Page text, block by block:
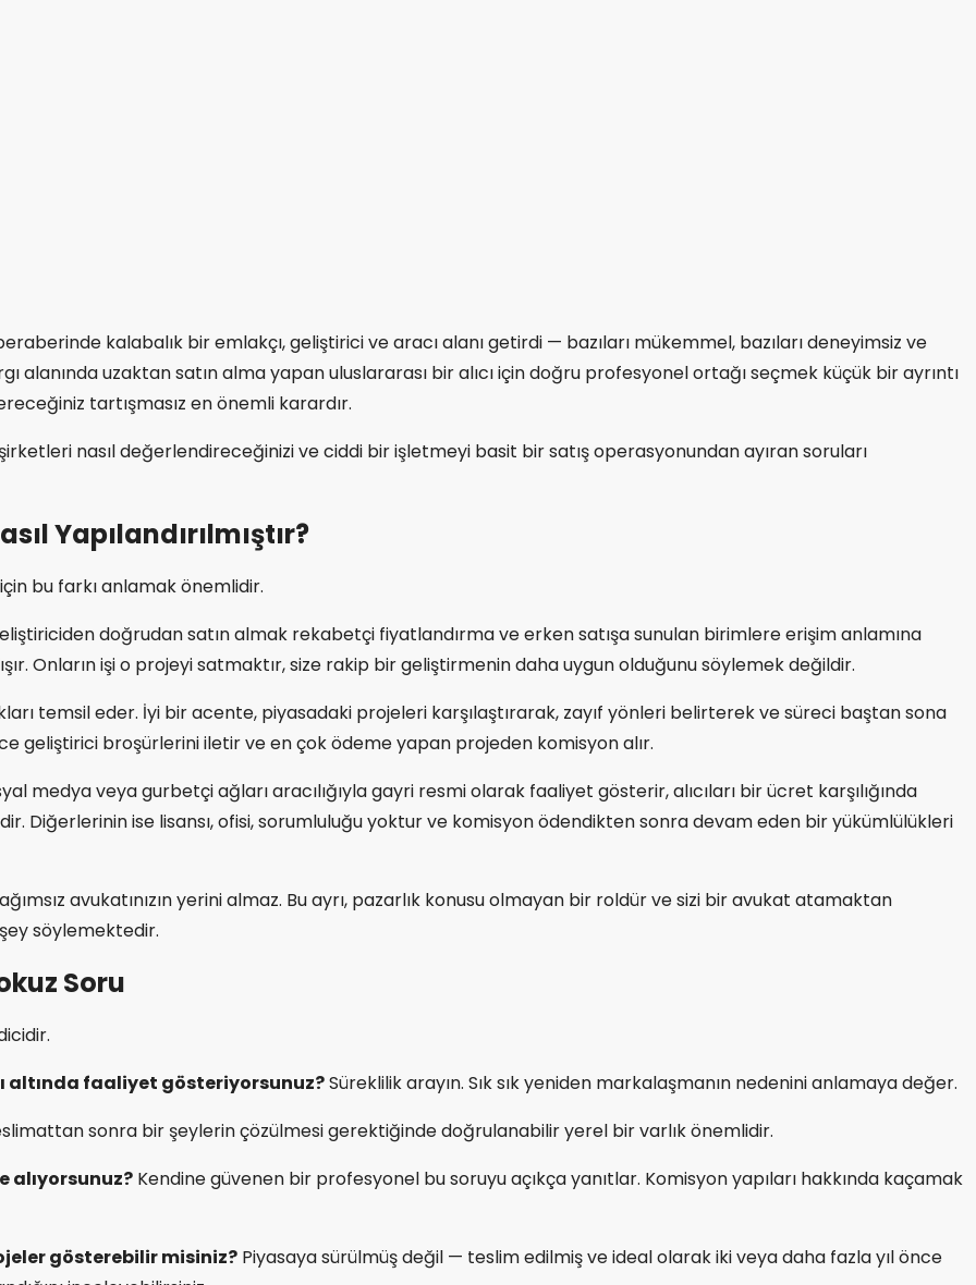
kalabalık bir emlakçı, geliştirici ve aracı alanı getirdi — bazıları mükemmel, bazıları deneyimsiz ve
alanında uzaktan satın alma yapan uluslararası bir alıcı için doğru profesyonel ortağı seçmek küçük bir ayrıntı
tartışmasız en önemli karardır.
şirketleri nasıl değerlendireceğinizi ve ciddi bir işletmeyi basit bir satış operasyonundan ayıran soruları
Yapılandırılmıştır?
bu farkı anlamak önemlidir.
doğrudan satın almak rekabetçi fiyatlandırma ve erken satışa sunulan birimlere erişim anlamına
Onların işi o projeyi satmaktır, size rakip bir geliştirmenin daha uygun olduğunu söylemek değildir.
temsil eder. İyi bir acente, piyasadaki projeleri karşılaştırarak, zayıf yönleri belirterek ve süreci baştan sona
geliştirici broşürlerini iletir ve en çok ödeme yapan projeden komisyon alır.
medya veya gurbetçi ağları aracılığıyla gayri resmi olarak faaliyet gösterir, alıcıları bir ücret karşılığında
Diğerlerinin ise lisansı, ofisi, sorumluluğu yoktur ve komisyon ödendikten sonra devam eden bir yükümlülükleri
avukatınızın yerini almaz. Bu ayrı, pazarlık konusu olmayan bir roldür ve sizi bir avukat atamaktan
söylemektedir.
Soru
altında faaliyet gösteriyorsunuz?Süreklilik arayın. Sık sık yeniden markalaşmanın nedenini anlamaya değer.
sonra bir şeylerin çözülmesi gerektiğinde doğrulanabilir yerel bir varlık önemlidir.
alıyorsunuz? Kendine güvenen bir profesyonel bu soruyu açıkça yanıtlar. Komisyon yapıları hakkında kaçamak
gösterebilir misiniz? Piyasaya sürülmüş değil — teslim edilmiş ve ideal olarak iki veya daha fazla yıl önce